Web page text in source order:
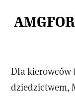
Dla kierowców
dziedzictwem,